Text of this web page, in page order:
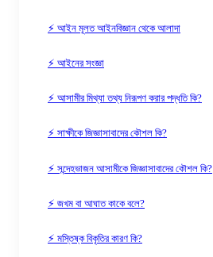
⚡ আইন মূলত আইনবিজ্ঞান থেকে আলাদা
⚡ আইনের সংজ্ঞা
⚡ আসামীর মিথ্যা তথ্য নিরূপণ করার পদ্ধতি কি?
⚡ সাক্ষীকে জিজ্ঞাসাবাদের কৌশল কি?
⚡ সন্দেহভাজন আসামীকে জিজ্ঞাসাবাদের কৌশল কি?
⚡ জখম বা আঘাত কাকে বলে?
⚡ মস্তিষ্ক বিকৃতির কারণ কি?